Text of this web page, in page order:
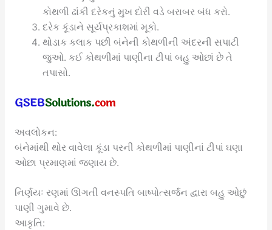
કોથળી ઢાંકી દરેકનું મુખ દોરી વડે બરાબર બંધ કરો.
દરેક કૂંડાને સૂર્યપ્રકાશમાં મૂકો.
થોડાક કલાક પછી બંનેની કોથળીની અંદરની સપાટી
જુઓ. કઈ કોથળીમાં પાણીના ટીપાં બહુ ઓછાં છે તે
તપાસો.
અવલોકન:
બંનેમાંથી થોર વાવેલા કૂંડા પરની કોથળીમાં પાણીનાં ટીપાં ઘણા
ઓછા પ્રમાણમાં જણાય છે.
નિર્ણયઃ રણમાં ઊગતી વનસ્પતિ બાષ્પોત્સર્જન દ્વારા બહુ ઓછું
પાણી ગુમાવે છે.
આકૃતિ: